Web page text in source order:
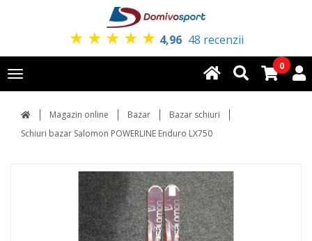
★ ★ ★ ★ ★ 4,96 48 recenzii
Toggle
navigation
0
Magazin online Bazar
Bazar schiuri
Schiuri bazar Salomon POWERLINE Enduro LX750